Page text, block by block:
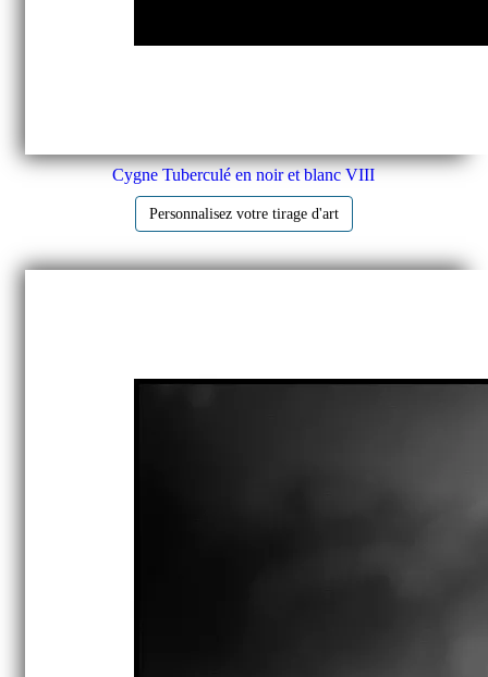
Cygne Tuberculé en noir et blanc VIII
Personnalisez votre tirage d'art